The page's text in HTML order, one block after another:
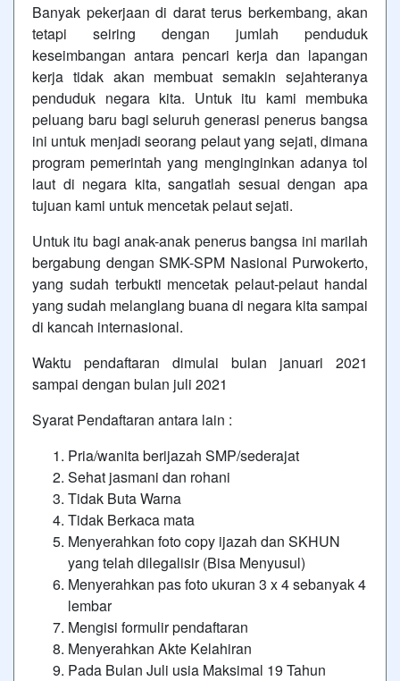
Banyak pekerjaan di darat terus berkembang, akan
tetapi seiring dengan jumlah penduduk
keseimbangan antara pencari kerja dan lapangan
kerja tidak akan membuat semakin sejahteranya
penduduk negara kita. Untuk itu kami membuka
peluang baru bagi seluruh generasi penerus bangsa
ini untuk menjadi seorang pelaut yang sejati, dimana
program pemerintah yang menginginkan adanya tol
laut di negara kita, sangatlah sesuai dengan apa
tujuan kami untuk mencetak pelaut sejati.
Untuk itu bagi anak-anak penerus bangsa ini marilah
bergabung dengan SMK-SPM Nasional Purwokerto,
yang sudah terbukti mencetak pelaut-pelaut handal
yang sudah melanglang buana di negara kita sampai
di kancah internasional.
Waktu pendaftaran dimulai bulan januari 2021
sampai dengan bulan juli 2021
Syarat Pendaftaran antara lain :
Pria/wanita berijazah SMP/sederajat
Sehat jasmani dan rohani
Tidak Buta Warna
Tidak Berkaca mata
Menyerahkan foto copy ijazah dan SKHUN
yang telah dilegalisir (Bisa Menyusul)
Menyerahkan pas foto ukuran 3 x 4 sebanyak 4
lembar
Mengisi formulir pendaftaran
Menyerahkan Akte Kelahiran
Pada Bulan Juli usia Maksimal 19 Tahun